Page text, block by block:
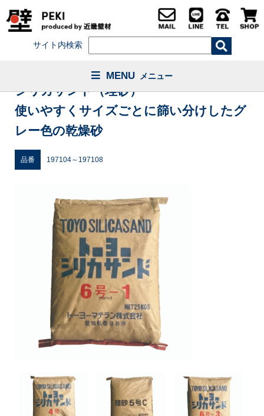
サイト内検索
MENU メニュー
シリカサンド（珪砂）
使いやすくサイズごとに篩い分けしたグ
レー色の乾燥砂
品番 197104～197108